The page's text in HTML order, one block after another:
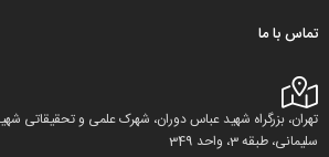
تماس با ما
تهران، بزرگراه شهید عباس دوران، شهرک علمی و تحقیقاتی
سلیمانی، طبقه 3، واحد 349